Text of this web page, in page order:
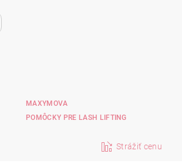
MAXYMOVA
POMÔCKY PRE LASH LIFTING
Strážiť cenu